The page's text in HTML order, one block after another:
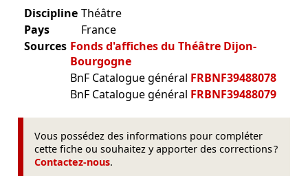
Discipline Théâtre
Pays
France
Sources Fonds d'affiches du Théâtre Dijon-
Bourgogne
BnF Catalogue général FRBNF39488078
BnF Catalogue général FRBNF39488079
Vous possédez des informations pour compléter
cette fiche ou souhaitez y apporter des corrections ?
Contactez-nous.